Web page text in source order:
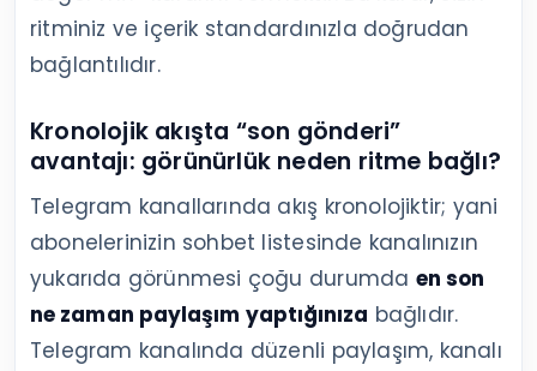
ritminiz ve içerik standardınızla doğrudan
bağlantılıdır.
Kronolojik akışta “son gönderi”
avantajı: görünürlük neden ritme bağlı?
Telegram kanallarında akış kronolojiktir; yani
abonelerinizin sohbet listesinde kanalınızın
yukarıda görünmesi çoğu durumda en son
ne zaman paylaşım yaptığınıza bağlıdır.
Telegram kanalında düzenli paylaşım, kanalı